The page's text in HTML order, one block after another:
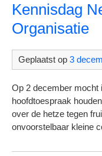
Kennisdag
Organisatie
Geplaatst op 3
Op 2 december mocht
hoofdtoespraak
over de hetze tegen
onvoorstelbaar kleine